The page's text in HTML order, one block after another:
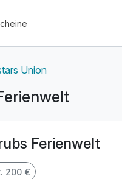
Union
Ferienwelt
200 €